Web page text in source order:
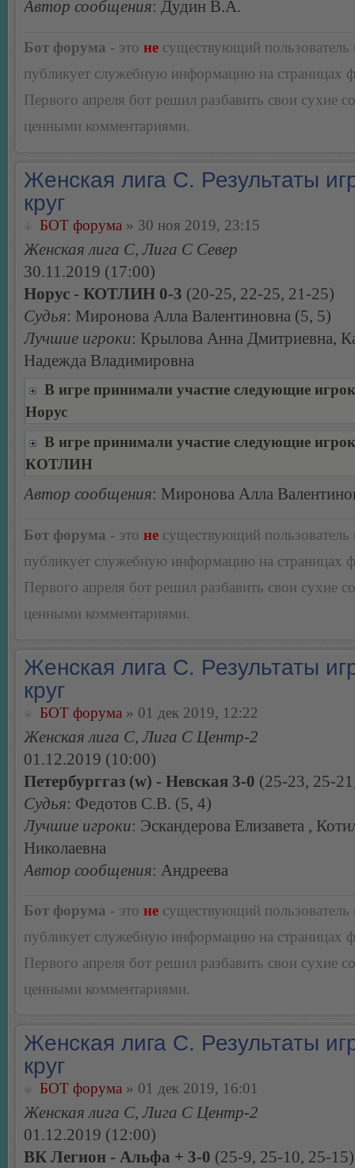
Автор сообщения: Дудин В.А.
Бот форума - это не существующий пользователь
публикует служебную информацию на страницах
Первого апреля бот решил разбавить свои сухие
ценными комментариями.
Женская лига С. Результаты
круг
БОТ форума » 30 ноя 2019, 23:15
Женская лига С, Лига С Север
30.11.2019 (17:00)
Норус - КОТЛИН 0-3 (20-25, 22-25, 21-25)
Судья: Миронова Алла Валентиновна (5, 5)
Лучшие игроки: Крылова Анна Дмитриевна,
Надежда Владимировна
В игре принимали участие следующие
Норус
В игре принимали участие следующие
КОТЛИН
Автор сообщения: Миронова Алла
Бот форума - это не существующий пользователь
публикует служебную информацию на страницах
Первого апреля бот решил разбавить свои сухие
ценными комментариями.
Женская лига С. Результаты
круг
БОТ форума » 01 дек 2019, 12:22
Женская лига С, Лига С Центр-2
01.12.2019 (10:00)
Петербурггаз (w) - Невская 3-0 (25-23, 25-
Судья: Федотов С.В. (5, 4)
Лучшие игроки: Эскандерова Елизавета ,
Николаевна
Автор сообщения: Андреева
Бот форума - это не существующий пользователь
публикует служебную информацию на страницах
Первого апреля бот решил разбавить свои сухие
ценными комментариями.
Женская лига С. Результаты
круг
БОТ форума » 01 дек 2019, 16:01
Женская лига С, Лига С Центр-2
01.12.2019 (12:00)
ВК Легион - Альфа + 3-0 (25-9, 25-10, 25-15)